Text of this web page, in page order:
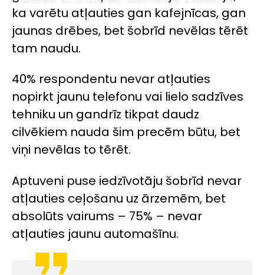
ka varētu atļauties gan kafejnīcas, gan
jaunas drēbes, bet šobrīd nevēlas tērēt
tam naudu.
40% respondentu nevar atļauties
nopirkt jaunu telefonu vai lielo sadzīves
tehniku un gandrīz tikpat daudz
cilvēkiem nauda šim precēm būtu, bet
viņi nevēlas to tērēt.
Aptuveni puse iedzīvotāju šobrīd nevar
atļauties ceļošanu uz ārzemēm, bet
absolūts vairums – 75% – nevar
atļauties jaunu automašīnu.